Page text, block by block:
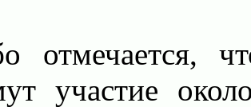
отмечается,
участие